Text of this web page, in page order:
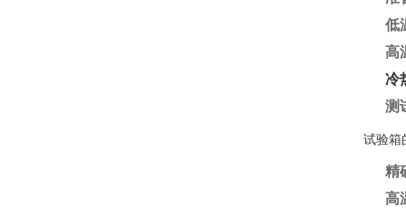
低
高
冷
测
试验箱
精
高